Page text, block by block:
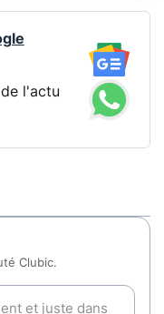
l'actu
Clubic.